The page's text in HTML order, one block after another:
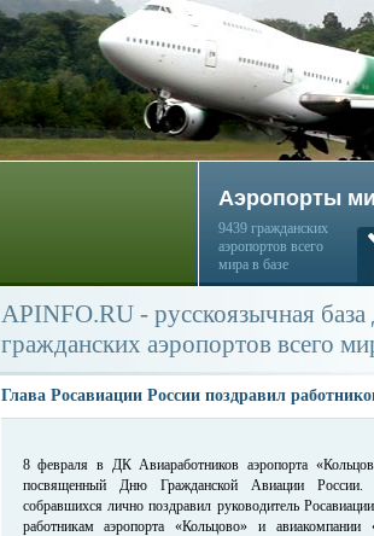
Аэропорты
9439 гражданских
аэропортов всего
мира в базе
APINFO.RU - русскоязычная
гражданских аэропортов всего
Глава Росавиации России поздравил
8 февраля в ДК Авиаработников аэропорта
посвященный Дню Гражданской Авиации России.
собравшихся лично поздравил руководитель
работникам аэропорта «Кольцово» и